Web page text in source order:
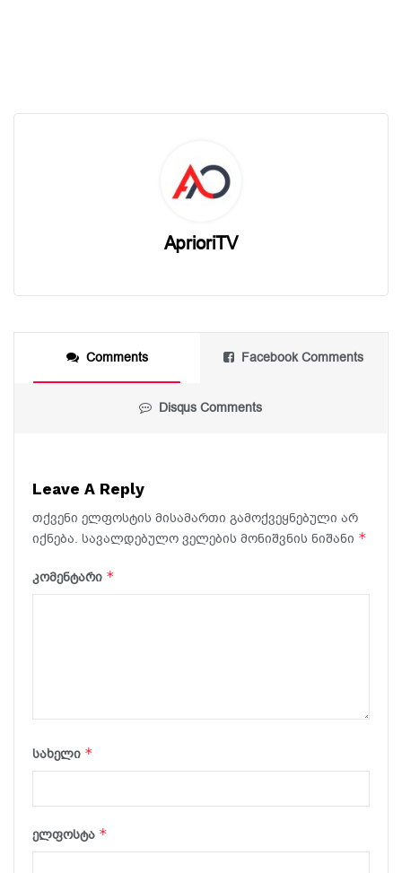
AprioriTV
Comments Facebook Comments
Disqus Comments
Leave A Reply
თქვენი ელფოსტის მისამართი გამოქვეყნებული არ
იქნება. სავალდებულო ველების მონიშვნის ნიშანი *
კომენტარი *
სახელი *
ელფოსტა *